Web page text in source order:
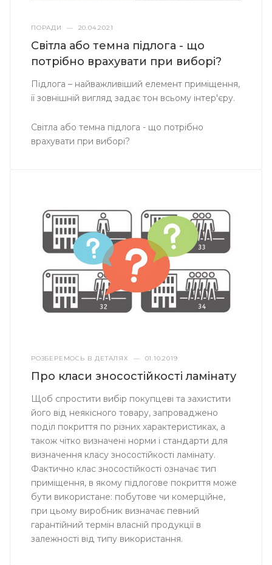
ПОРАДИ — 20.04.2021
Світла або темна підлога - що
потрібно врахувати при виборі?
Підлога – найважливіший елемент приміщення,
її зовнішній вигляд задає тон всьому інтер'єру.
Світла або темна підлога - що потрібно
врахувати при виборі?
РОЗБЕРЕМОСЬ В ДЕТАЛЯХ — 01.10.2019
Про класи зносостійкості ламінату
Щоб спростити вибір покупцеві та захистити
його від неякісного товару, запроваджено
поділ покриття по різних характеристиках, а
також чітко визначені норми і стандарти для
визначення класу зносостійкості ламінату.
Фактично клас зносостійкості означає тип
приміщення, в якому підлогове покриття може
бути використане: побутове чи комерційне,
при цьому виробник визначає певний
гарантійний термін власній продукції в
залежності від типу використання.